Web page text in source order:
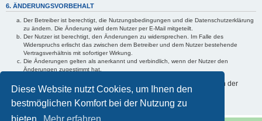
Diese Website nutzt Cookies, um Ihnen den
bestmöglichen Komfort bei der Nutzung zu
6. ÄNDERUNGSVORBEHALT
Der Betreiber ist berechtigt, die Nutzungsbedingungen und die Datenschutzerklärung
zu ändern. Die Änderung wird dem Nutzer per E-Mail mitgeteilt.
Der Nutzer ist berechtigt, den Änderungen zu widersprechen. Im Falle des
Widerspruchs erlischt das zwischen dem Betreiber und dem Nutzer bestehende
Vertragsverhältnis mit sofortiger Wirkung.
Die Änderungen gelten als anerkannt und verbindlich, wenn der Nutzer den
Änderungen zugestimmt hat.
Informationen über den Umgang mit Ihren persönlichen Daten sind in der
Datenschutzerklärung enthalten.